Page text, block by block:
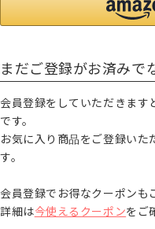
まだご登録がお済みで
会員登録をしていただきます
です。
お気に入り商品をご登録いた
す。
会員登録でお得なクーポンも
詳細は今使えるクーポンをご